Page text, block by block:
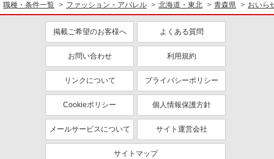
職種・条件一覧 ファッション・アパレル 北海道・東北 青森県 おいら
掲載ご希望のお客様へ よくある質問
お問い合わせ 利用規約
リンクについて プライバシーポリシー
Cookieポリシー 個人情報保護方針
メールサービスについて サイト運営会社
サイトマップ